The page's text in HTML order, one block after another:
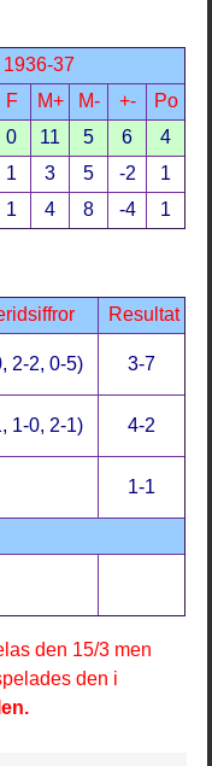
37
F M+ M- +-
Po
0 11 5 6
4
1 3 5 -2
1
1 4 8 -4 1
Resultat
2-2, 0-5) 3-7
1-0, 2-1) 4-2
1-1
den 15/3 men
den i